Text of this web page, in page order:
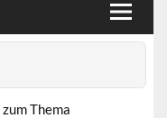
Thema